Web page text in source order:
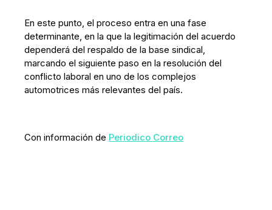
En este punto, el proceso entra en una fase
determinante, en la que la legitimación del acuerdo
dependerá del respaldo de la base sindical,
marcando el siguiente paso en la resolución del
conflicto laboral en uno de los complejos
automotrices más relevantes del país.
Con información de Periodico Correo